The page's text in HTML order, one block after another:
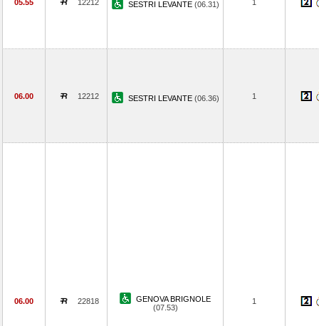
05.55 12212 SESTRI LEVANTE (06.31) 1
06.00 12212 SESTRI LEVANTE (06.36) 1
06.00 22818
GENOVA BRIGNOLE
(07.53)
1